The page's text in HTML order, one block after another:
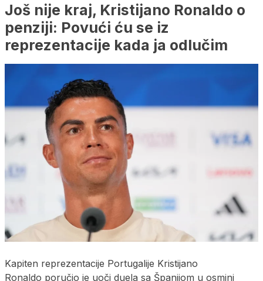
Još nije kraj, Kristijano Ronaldo o
penziji: Povući ću se iz
reprezentacije kada ja odlučim
Kapiten reprezentacije Portugalije Kristijano
Ronaldo poručio je uoči duela sa Španijom u osmini